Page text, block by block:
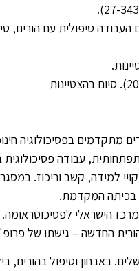
העבודה טיפולית עם הורים,
בפסיכולוגיה
עבודה
למידה, קשב וריכוז.
בכיתה המקדמת.
הישראלי
החדשה – גישתו של
באבחון וטיפול בהורים,